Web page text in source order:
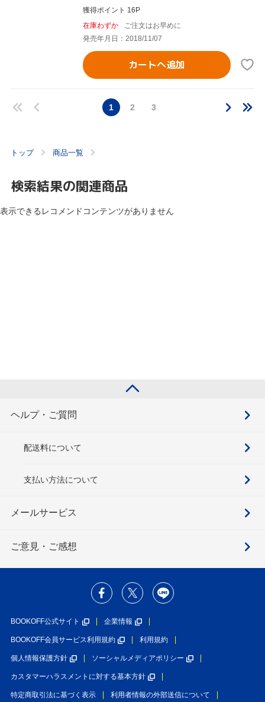
獲得ポイント 16P
在庫わずか
ご注文はお早めに
発売年月日：2018/11/07
カートへ追加
1 2 3
トップ 商品一覧
検索結果の関連商品
表示できるレコメンドコンテンツがありません
ヘルプ・ご質問
配送料について
支払い方法について
メールサービス
ご意見・ご感想
BOOKOFF公式サイト 企業情報
BOOKOFF会員サービス利用規約 利用規約
個人情報保護方針 ソーシャルメディアポリシー
カスタマーハラスメントに対する基本方針
特定商取引法に基づく表示 利用者情報の外部送信について